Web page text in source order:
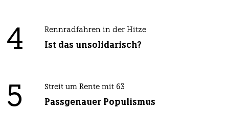
4 Rennradfahren in der Hitze
Ist das unsolidarisch?
5 Streit um Rente mit 63
Passgenauer Populismus